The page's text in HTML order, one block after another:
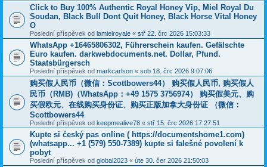
Click to Buy 100% Authentic Royal Honey Vip, Miel Royal Du
Soudan, Black Bull Dont Quit Honey, Black Horse Vital Honey
O
Poslední příspěvek od lamielroyale « stř 22. črc 2026 15:03:33
WhatsApp +16465806302, Führerschein kaufen. Gefälschte
Euro kaufen. darkwebdocuments.net. Dollar, Pfund.
Staatsbürgersch
Poslední příspěvek od markcarlson « sob 18. črc 2026 9:07:06
购买假人民币（微信：Scottbowers44） 购买假人民币, 购买假人
民币（RMB)（WhatsApp：+49 1575 3756974） 购买假美元、购
买假欧元、在线购买身份证、购买正版加拿大身份证 （微信：
Scottbowers44
Poslední příspěvek od keepmealive78 « stř 15. črc 2026 17:27:51
Kupte si český pas online ( https://documentshome1.com)
(whatsapp... +1 (579) 550-7389) kupte si falešné povolení k
pobyt
Poslední příspěvek od global2023 « úte 30. čer 2026 21:50:03